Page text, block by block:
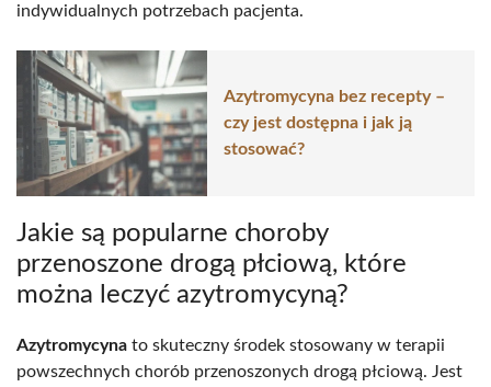
indywidualnych potrzebach pacjenta.
Azytromycyna bez recepty –
czy jest dostępna i jak ją
stosować?
Jakie są popularne choroby
przenoszone drogą płciową, które
można leczyć azytromycyną?
Azytromycyna to skuteczny środek stosowany w terapii
powszechnych chorób przenoszonych drogą płciową. Jest